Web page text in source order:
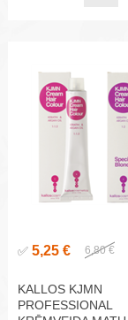
✅ 5,25 € 6,80 €
KALLOS KJMN
PROFESSIONAL